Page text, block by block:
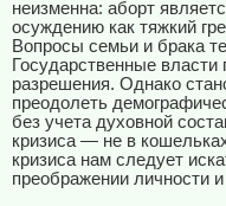
неизменна: аборт
осуждению как тяжкий
Вопросы семьи и брака
Государственные
разрешения. Однако
преодолеть
без учета духовной
кризиса — не в
кризиса нам следует
преображении личности